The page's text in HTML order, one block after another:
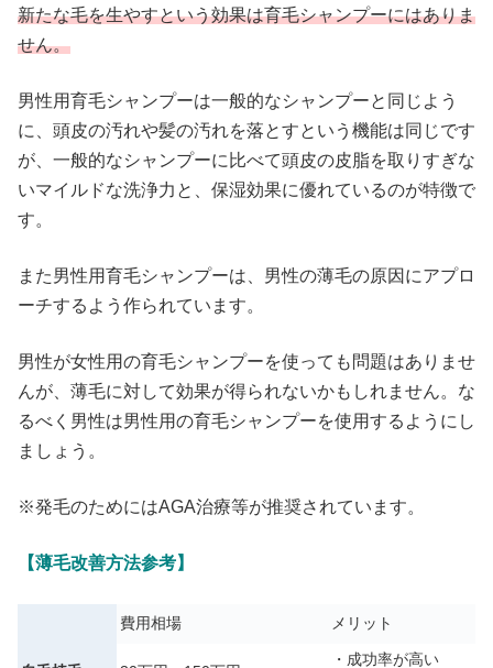
新たな毛を生やすという効果は育毛シャンプーにはありま
せん。
男性用育毛シャンプーは一般的なシャンプーと同じよう
に、頭皮の汚れや髪の汚れを落とすという機能は同じです
が、一般的なシャンプーに比べて頭皮の皮脂を取りすぎな
いマイルドな洗浄力と、保湿効果に優れているのが特徴で
す。
また男性用育毛シャンプーは、男性の薄毛の原因にアプロ
ーチするよう作られています。
男性が女性用の育毛シャンプーを使っても問題はありませ
んが、薄毛に対して効果が得られないかもしれません。な
るべく男性は男性用の育毛シャンプーを使用するようにし
ましょう。
※発毛のためにはAGA治療等が推奨されています。
【薄毛改善方法参考】
費用相場 メリット
・成功率が高い